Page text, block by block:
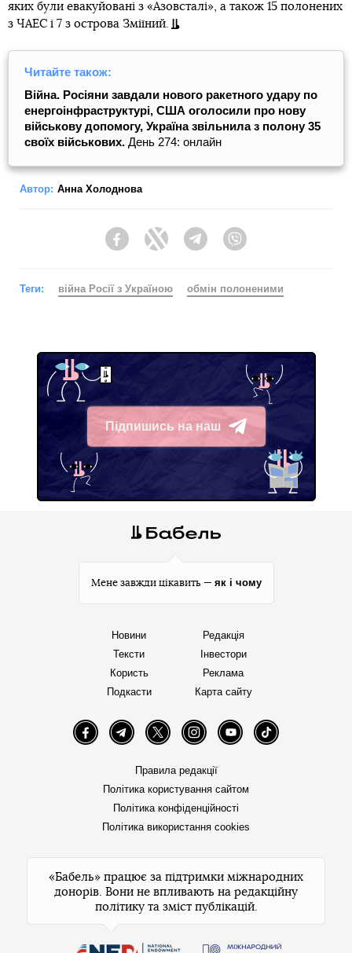
яких були евакуйовані з «Азовсталі», а також 15 полонених
з ЧАЕС і 7 з острова Зміїний.
Читайте також:
Війна. Росіяни завдали нового ракетного удару по
енергоінфраструктурі, США оголосили про нову
військову допомогу, Україна звільнила з полону 35
своїх військових. День 274: онлайн
Автор: Анна Холоднова
FacebookTwitter Telegram
Теги: війна Росії з Україною обмін полоненими
Підпишись на наш
Telegram
Мене завжди цікавить — як і чому
Новини
Тексти
Користь
Подкасти
Редакція
Інвестори
Реклама
Карта сайту
FacebookTelegramTwitter InstagramYouTube TikTok
Правила редакції
Політика користування сайтом
Політика конфіденційності
Політика використання cookies
«Бабель» працює за підтримки міжнародних
донорів. Вони не впливають на редакційну
політику та зміст публікацій.